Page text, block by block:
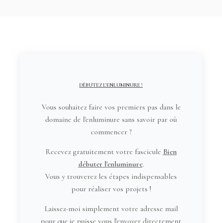
DÉBUTEZ L'ENLUMINURE !
Vous souhaitez faire vos premiers pas dans le
domaine de l'enluminure sans savoir par où
commencer ?
Recevez gratuitement votre fascicule Bien
débuter l'enluminure.
Vous y trouverez les étapes indispensables
pour réaliser vos projets !
Laissez-moi simplement votre adresse mail
pour que je puisse vous l'envoyer directement